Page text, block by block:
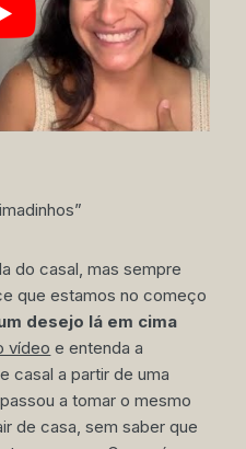
do casal, mas sempre
que estamos no começo
desejo lá em cima
vídeo e entenda a
casal a partir de uma
a tomar o mesmo
de casa, sem saber que